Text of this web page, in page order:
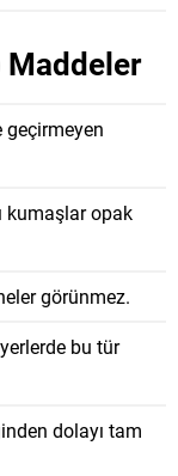
Maddeler
geçirmeyen
kumaşlar opak
görünmez.
bu tür
dolayı tam